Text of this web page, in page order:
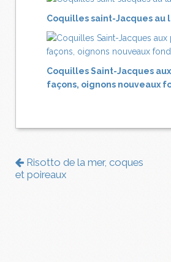
Coquilles saint-Jacques au
Coquilles Saint-Jacques
façons, oignons nouveaux
Risotto de la mer, coques
et poireaux